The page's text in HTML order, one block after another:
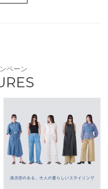
ペーン